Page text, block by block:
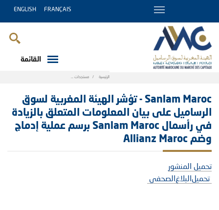
FRANÇAIS
ENGLISH
القائمة
الرئيسية مستجدات Sanlam Maroc - تؤشر الھيئة المغربية لسوق الرساميل على بيان المعلومات المتعلق بالزيادة في رأسمال Sanlam Maroc برسم عملية إدماج وضم Allianz Maroc
Sanlam Maroc - تؤشر الھيئة المغربية لسوق
الرساميل على بيان المعلومات المتعلق بالزيادة
في رأسمال Sanlam Maroc برسم عملية إدماج
وضم Allianz Maroc
تحميل المنشور
تحميل
البلاغ الصحفي